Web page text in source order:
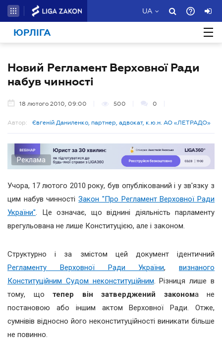
UA
ЮРЛІГА
Новий Регламент Верховної Ради
набув чинності
18 лютого 2010, 09:00 500 0
Автор: Євгеній Даниленко, партнер, адвокат, к.ю.н. АО «ЛЕТРАДО»
Реклама
Учора, 17 лютого 2010 року, був опублікований і у зв'язку з
цим набув чинностіЗакон "Про Регламент Верховної Ради
України". Це означає, що віднині діяльність парламенту
врегульована не лише Конституцією, але і законом.
Структурно і за змістом цей документ ідентичний
Регламенту Верховної Ради України, визнаного
Конституційним Судом неконституційним. Різниця лише в
тому, що тепер він затверджений законома не
постановою або іншим актом Верховної Ради. Отже,
сумнівів відносно його неконституційності виникати більше
не повинно.